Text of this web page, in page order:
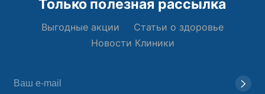
Только полезная рассылка
Выгодные акции
Статьи о здоровье
Новости Клиники